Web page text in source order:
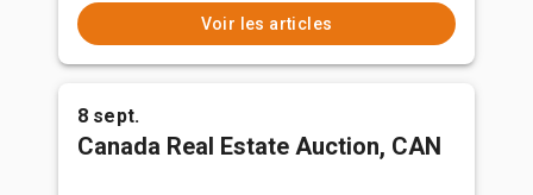
Voir les articles
8 sept.
Canada Real Estate Auction, CAN